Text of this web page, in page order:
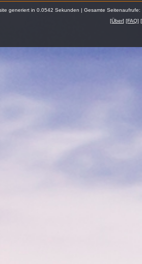
generiert in 0.0542 Sekunden | Gesamte
[Über] [FAQ] [